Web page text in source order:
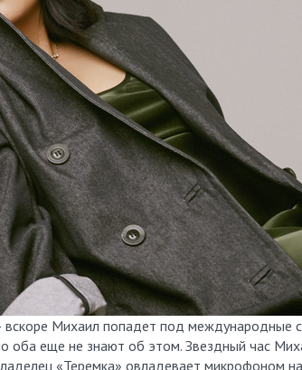
Михаил попадет под международные
оба еще не знают об этом. Звездный час
«Теремка» овладевает микрофоном